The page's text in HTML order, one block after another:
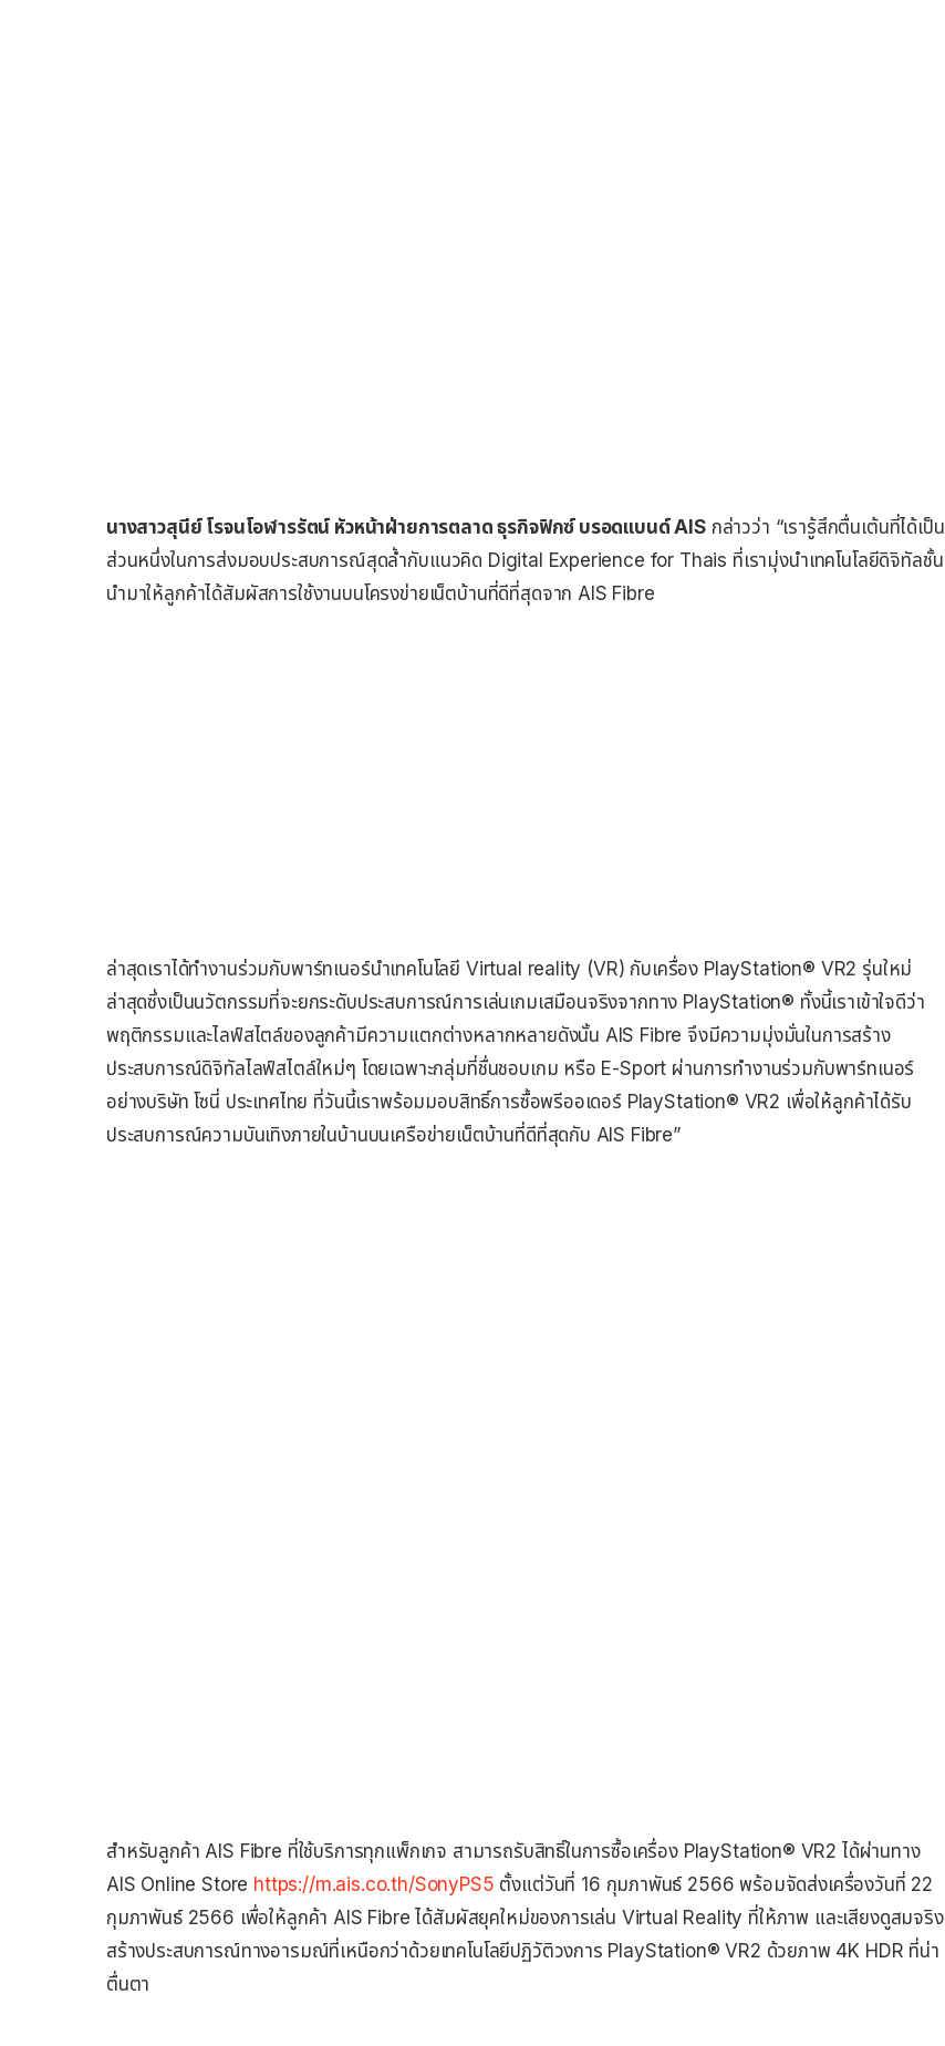
นางสาวสุนีย์ โรจนโอฬารรัตน์ หัวหน้าฝ่ายการตลาด ธุรกิจฟิกซ์ บรอดแบนด์ AISกล่าวว่า “เรารู้สึกตื่นเต้นที่ได้เป็น
ส่วนหนึ่งในการส่งมอบประสบการณ์สุดล้ำกับแนวคิด Digital Experience for Thais ที่เรามุ่งนำเทคโนโลยีดิจิทัลชั้น
นำมาให้ลูกค้าได้สัมผัสการใช้งานบนโครงข่ายเน็ตบ้านที่ดีที่สุดจาก AIS Fibre
ล่าสุดเราได้ทำงานร่วมกับพาร์ทเนอร์นำเทคโนโลยี Virtual reality (VR) กับเครื่อง PlayStation® VR2 รุ่นใหม่
ล่าสุดซึ่งเป็นนวัตกรรมที่จะยกระดับประสบการณ์การเล่นเกมเสมือนจริงจากทาง PlayStation® ทั้งนี้เราเข้าใจดีว่า
พฤติกรรมและไลฟ์สไตล์ของลูกค้ามีความแตกต่างหลากหลายดังนั้น AIS Fibre จึงมีความมุ่งมั่นในการสร้าง
ประสบการณ์ดิจิทัลไลฟ์สไตล์ใหม่ๆ โดยเฉพาะกลุ่มที่ชื่นชอบเกม หรือ E-Sport ผ่านการทำงานร่วมกับพาร์ทเนอร์
อย่างบริษัท โซนี่ ประเทศไทย ที่วันนี้เราพร้อมมอบสิทธิ์การซื้อพรีออเดอร์ PlayStation® VR2 เพื่อให้ลูกค้าได้รับ
ประสบการณ์ความบันเทิงภายในบ้านบนเครือข่ายเน็ตบ้านที่ดีที่สุดกับ AIS Fibre”
สำหรับลูกค้า AIS Fibre ที่ใช้บริการทุกแพ็กเกจ สามารถรับสิทธิ์ในการซื้อเครื่อง PlayStation® VR2 ได้ผ่านทาง
AIS Online Store https://m.ais.co.th/SonyPS5 ตั้งแต่วันที่ 16 กุมภาพันธ์ 2566 พร้อมจัดส่งเครื่องวันที่ 22
กุมภาพันธ์ 2566 เพื่อให้ลูกค้า AIS Fibre ได้สัมผัสยุคใหม่ของการเล่น Virtual Reality ที่ให้ภาพ และเสียงดูสมจริง
สร้างประสบการณ์ทางอารมณ์ที่เหนือกว่าด้วยเทคโนโลยีปฏิวัติวงการ PlayStation® VR2 ด้วยภาพ 4K HDR ที่น่า
ตื่นตา